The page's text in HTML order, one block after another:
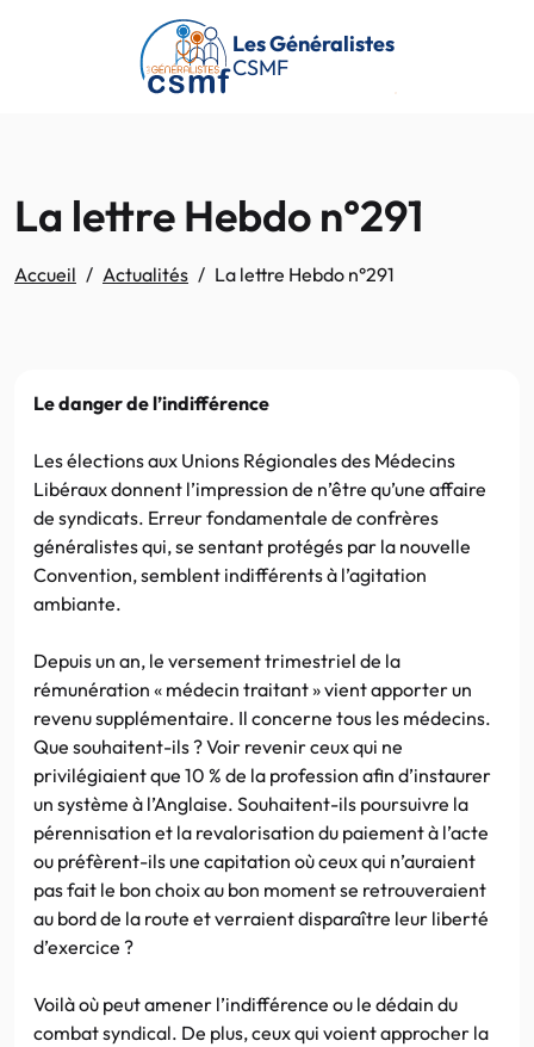
Passer au contenu principal
Les Généralistes
CSMF
La lettre Hebdo n°291
Accueil Actualités La lettre Hebdo n°291
Le danger de l’indifférence
Les élections aux Unions Régionales des Médecins
Libéraux donnent l’impression de n’être qu’une affaire
de syndicats. Erreur fondamentale de confrères
généralistes qui, se sentant protégés par la nouvelle
Convention, semblent indifférents à l’agitation
ambiante.
Depuis un an, le versement trimestriel de la
rémunération « médecin traitant » vient apporter un
revenu supplémentaire. Il concerne tous les médecins.
Que souhaitent-ils ? Voir revenir ceux qui ne
privilégiaient que 10 % de la profession afin d’instaurer
un système à l’Anglaise. Souhaitent-ils poursuivre la
pérennisation et la revalorisation du paiement à l’acte
ou préfèrent-ils une capitation où ceux qui n’auraient
pas fait le bon choix au bon moment se retrouveraient
au bord de la route et verraient disparaître leur liberté
d’exercice ?
Voilà où peut amener l’indifférence ou le dédain du
combat syndical. De plus, ceux qui voient approcher la